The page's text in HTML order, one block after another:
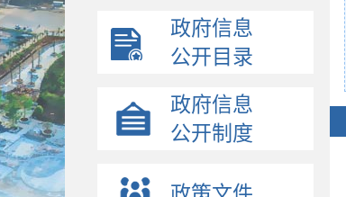
政府信息
公开目录
政府信息
公开制度